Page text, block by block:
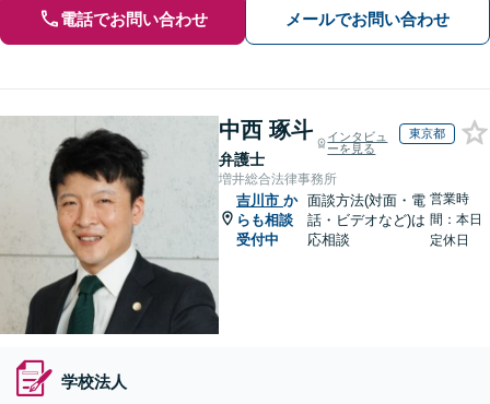
電話でお問い合わせ メールでお問い合わせ
中西 琢斗
弁護士
インタビュ
ーを見る
東京都
増井総合法律事務所
吉川市 か
らも相談
受付中
面談方法(対面・電
話・ビデオなど)は
応相談
営業時
間：本日
定休日
学校法人